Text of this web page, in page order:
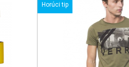
Horúci tip